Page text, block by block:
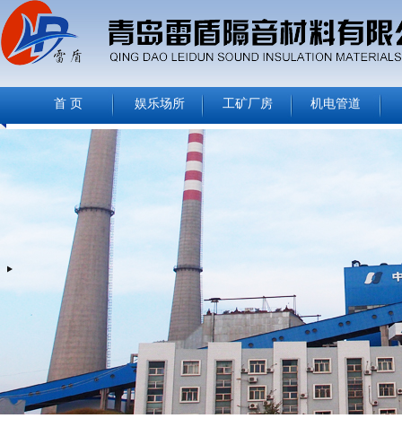
首 页 娱乐场所 工矿厂房 机电管道